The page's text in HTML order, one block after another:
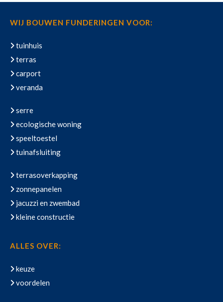
WIJ BOUWEN FUNDERINGEN VOOR:
tuinhuis
terras
carport
veranda
serre
ecologische woning
speeltoestel
tuinafsluiting
terrasoverkapping
zonnepanelen
jacuzzi en zwembad
kleine constructie
ALLES OVER:
keuze
voordelen